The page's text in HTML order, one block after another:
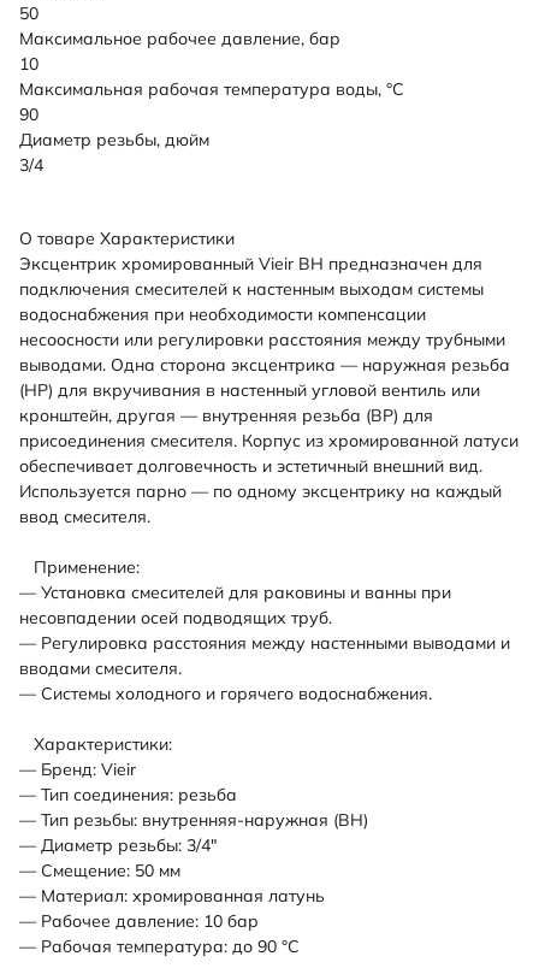
50
Максимальное рабочее давление, бар
10
Максимальная рабочая температура воды, °C
90
Диаметр резьбы, дюйм
3/4
О товаре Характеристики
Эксцентрик хромированный Vieir ВН предназначен для
подключения смесителей к настенным выходам системы
водоснабжения при необходимости компенсации
несоосности или регулировки расстояния между трубными
выводами. Одна сторона эксцентрика — наружная резьба
(НР) для вкручивания в настенный угловой вентиль или
кронштейн, другая — внутренняя резьба (ВР) для
присоединения смесителя. Корпус из хромированной латуси
обеспечивает долговечность и эстетичный внешний вид.
Используется парно — по одному эксцентрику на каждый
ввод смесителя.
Применение:
— Установка смесителей для раковины и ванны при
несовпадении осей подводящих труб.
— Регулировка расстояния между настенными выводами и
вводами смесителя.
— Системы холодного и горячего водоснабжения.
Характеристики:
— Бренд: Vieir
— Тип соединения: резьба
— Тип резьбы: внутренняя-наружная (ВН)
— Диаметр резьбы: 3/4"
— Смещение: 50 мм
— Материал: хромированная латунь
— Рабочее давление: 10 бар
— Рабочая температура: до 90 °С